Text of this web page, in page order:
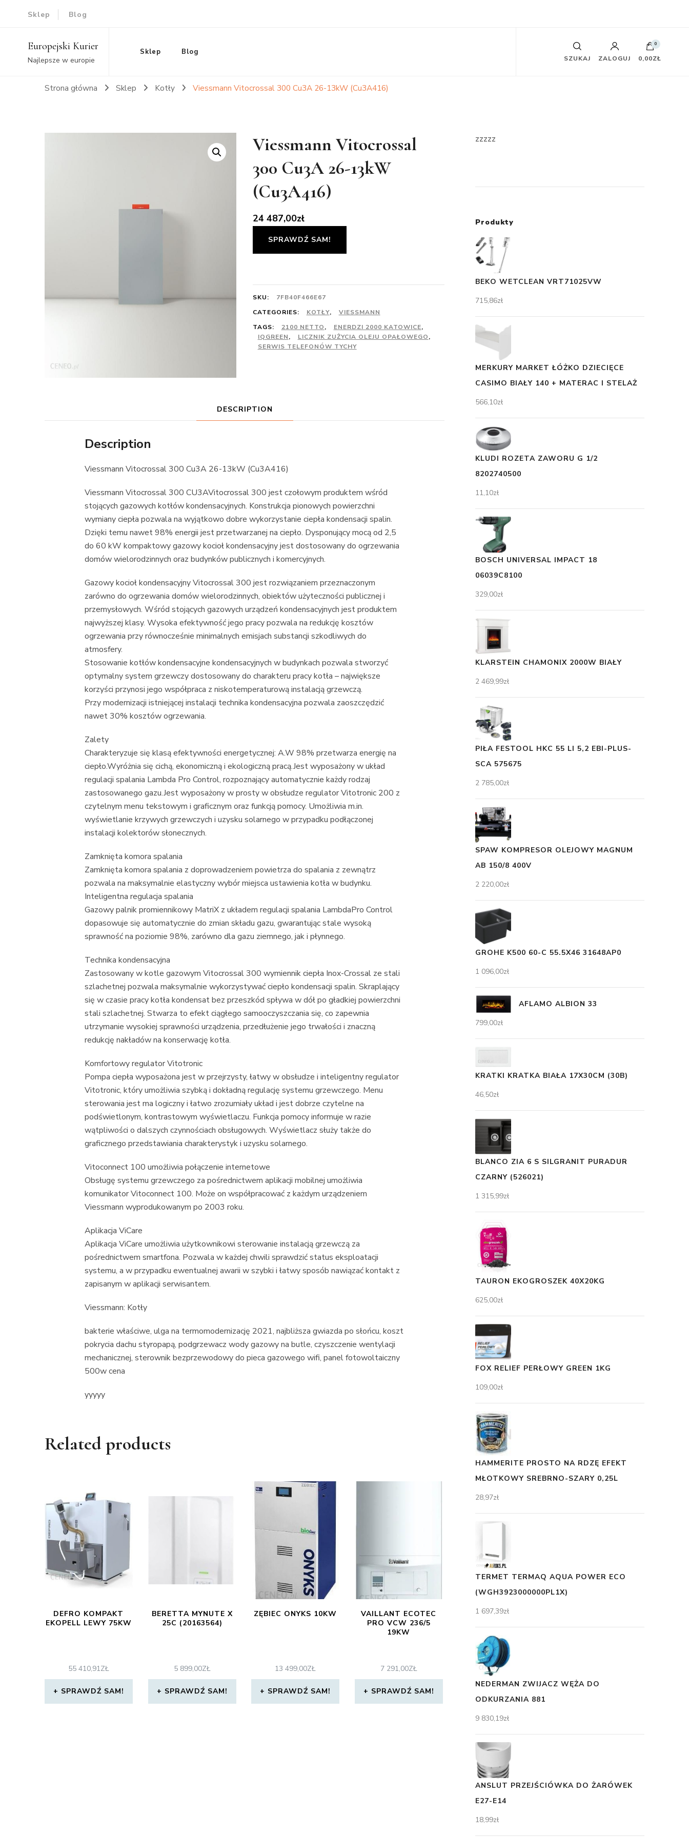
Sklep Blog
Europejski Kurier
Najlepsze w europie
Sklep Blog
SZUKAJ ZALOGUJ
0
0,00ZŁ
Strona główna Sklep Kotły Viessmann Vitocrossal 300 Cu3A 26-13kW (Cu3A416)
Viessmann Vitocrossal
300 Cu3A 26-13kW
(Cu3A416)
24 487,00zł
SPRAWDŹ SAM!
SKU:
7FB40F466E67
CATEGORIES:
KOTŁY,
VIESSMANN
TAGS:
2100 NETTO, ENERDZI 2000 KATOWICE,
IQGREEN, LICZNIK ZUŻYCIA OLEJU OPAŁOWEGO,
SERWIS TELEFONÓW TYCHY
DESCRIPTION
Description
Viessmann Vitocrossal 300 Cu3A 26-13kW (Cu3A416)
Viessmann Vitocrossal 300 CU3AVitocrossal 300 jest czołowym produktem wśród
stojących gazowych kotłów kondensacyjnych. Konstrukcja pionowych powierzchni
wymiany ciepła pozwala na wyjątkowo dobre wykorzystanie ciepła kondensacji spalin.
Dzięki temu nawet 98% energii jest przetwarzanej na ciepło. Dysponujący mocą od 2,5
do 60 kW kompaktowy gazowy kocioł kondensacyjny jest dostosowany do ogrzewania
domów wielorodzinnych oraz budynków publicznych i komercyjnych.
Gazowy kocioł kondensacyjny Vitocrossal 300 jest rozwiązaniem przeznaczonym
zarówno do ogrzewania domów wielorodzinnych, obiektów użyteczności publicznej i
przemysłowych. Wśród stojących gazowych urządzeń kondensacyjnych jest produktem
najwyższej klasy. Wysoka efektywność jego pracy pozwala na redukcję kosztów
ogrzewania przy równocześnie minimalnych emisjach substancji szkodliwych do
atmosfery.
Stosowanie kotłów kondensacyjne kondensacyjnych w budynkach pozwala stworzyć
optymalny system grzewczy dostosowany do charakteru pracy kotła – największe
korzyści przynosi jego współpraca z niskotemperaturową instalacją grzewczą.
Przy modernizacji istniejącej instalacji technika kondensacyjna pozwala zaoszczędzić
nawet 30% kosztów ogrzewania.
Zalety
Charakteryzuje się klasą efektywności energetycznej: A.W 98% przetwarza energię na
ciepło.Wyróżnia się cichą, ekonomiczną i ekologiczną pracą.Jest wyposażony w układ
regulacji spalania Lambda Pro Control, rozpoznający automatycznie każdy rodzaj
zastosowanego gazu.Jest wyposażony w prosty w obsłudze regulator Vitotronic 200 z
czytelnym menu tekstowym i graficznym oraz funkcją pomocy. Umożliwia m.in.
wyświetlanie krzywych grzewczych i uzysku solarnego w przypadku podłączonej
instalacji kolektorów słonecznych.
Zamknięta komora spalania
Zamknięta komora spalania z doprowadzeniem powietrza do spalania z zewnątrz
pozwala na maksymalnie elastyczny wybór miejsca ustawienia kotła w budynku.
Inteligentna regulacja spalania
Gazowy palnik promiennikowy MatriX z układem regulacji spalania LambdaPro Control
dopasowuje się automatycznie do zmian składu gazu, gwarantując stale wysoką
sprawność na poziomie 98%, zarówno dla gazu ziemnego, jak i płynnego.
Technika kondensacyjna
Zastosowany w kotle gazowym Vitocrossal 300 wymiennik ciepła Inox-Crossal ze stali
szlachetnej pozwala maksymalnie wykorzystywać ciepło kondensacji spalin. Skraplający
się w czasie pracy kotła kondensat bez przeszkód spływa w dół po gładkiej powierzchni
stali szlachetnej. Stwarza to efekt ciągłego samooczyszczania się, co zapewnia
utrzymanie wysokiej sprawności urządzenia, przedłużenie jego trwałości i znaczną
redukcję nakładów na konserwację kotła.
Komfortowy regulator Vitotronic
Pompa ciepła wyposażona jest w przejrzysty, łatwy w obsłudze i inteligentny regulator
Vitotronic, który umożliwia szybką i dokładną regulację systemu grzewczego. Menu
sterowania jest ma logiczny i łatwo zrozumiały układ i jest dobrze czytelne na
podświetlonym, kontrastowym wyświetlaczu. Funkcja pomocy informuje w razie
wątpliwości o dalszych czynnościach obsługowych. Wyświetlacz służy także do
graficznego przedstawiania charakterystyk i uzysku solarnego.
Vitoconnect 100 umożliwia połączenie internetowe
Obsługę systemu grzewczego za pośrednictwem aplikacji mobilnej umożliwia
komunikator Vitoconnect 100. Może on współpracować z każdym urządzeniem
Viessmann wyprodukowanym po 2003 roku.
Aplikacja ViCare
Aplikacja ViCare umożliwia użytkownikowi sterowanie instalacją grzewczą za
pośrednictwem smartfona. Pozwala w każdej chwili sprawdzić status eksploatacji
systemu, a w przypadku ewentualnej awarii w szybki i łatwy sposób nawiązać kontakt z
zapisanym w aplikacji serwisantem.
Viessmann: Kotły
bakterie właściwe, ulga na termomodernizację 2021, najbliższa gwiazda po słońcu, koszt
pokrycia dachu styropapą, podgrzewacz wody gazowy na butle, czyszczenie wentylacji
mechanicznej, sterownik bezprzewodowy do pieca gazowego wifi, panel fotowoltaiczny
500w cena
yyyyy
Related products
DEFRO KOMPAKT
EKOPELL LEWY 75KW
55 410,91ZŁ
SPRAWDŹ SAM!
BERETTA MYNUTE X
25C (20163564)
5 899,00ZŁ
SPRAWDŹ SAM!
ZĘBIEC ONYKS 10KW
13 499,00ZŁ
SPRAWDŹ SAM!
VAILLANT ECOTEC
PRO VCW 236/5
19KW
7 291,00ZŁ
SPRAWDŹ SAM!
zzzzz
Produkty
BEKO WETCLEAN VRT71025VW
715,86zł
MERKURY MARKET ŁÓŻKO DZIECIĘCE
CASIMO BIAŁY 140 + MATERAC I STELAŻ
566,10zł
KLUDI ROZETA ZAWORU G 1/2
8202740500
11,10zł
BOSCH UNIVERSAL IMPACT 18
06039C8100
329,00zł
KLARSTEIN CHAMONIX 2000W BIAŁY
2 469,99zł
PIŁA FESTOOL HKC 55 LI 5,2 EBI-PLUS-
SCA 575675
2 785,00zł
SPAW KOMPRESOR OLEJOWY MAGNUM
AB 150/8 400V
2 220,00zł
GROHE K500 60-C 55.5X46 31648AP0
1 096,00zł
AFLAMO ALBION 33
799,00zł
KRATKI KRATKA BIAŁA 17X30CM (30B)
46,50zł
BLANCO ZIA 6 S SILGRANIT PURADUR
CZARNY (526021)
1 315,99zł
TAURON EKOGROSZEK 40X20KG
625,00zł
FOX RELIEF PERŁOWY GREEN 1KG
109,00zł
HAMMERITE PROSTO NA RDZĘ EFEKT
MŁOTKOWY SREBRNO-SZARY 0,25L
28,97zł
TERMET TERMAQ AQUA POWER ECO
(WGH3923000000PL1X)
1 697,39zł
NEDERMAN ZWIJACZ WĘŻA DO
ODKURZANIA 881
9 830,19zł
ANSLUT PRZEJŚCIÓWKA DO ŻARÓWEK
E27-E14
18,99zł